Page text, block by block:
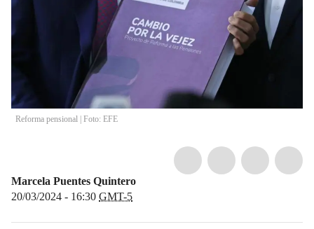
Reforma pensional | Foto: EFE
Marcela Puentes Quintero
20/03/2024 - 16:30 GMT-5